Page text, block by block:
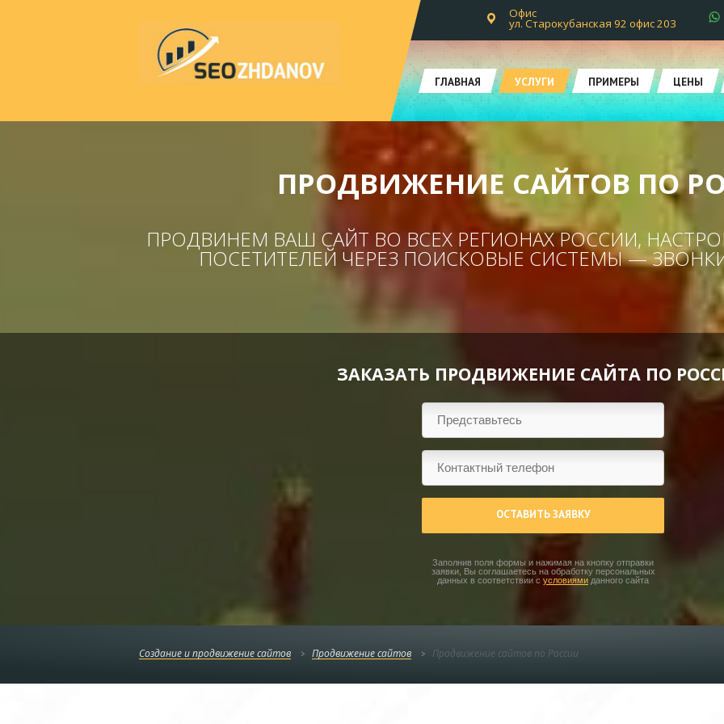
Офис
ул. Старокубанская 92 офис 203
ГЛАВНАЯ УСЛУГИ ПРИМЕРЫ ЦЕНЫ
ПРОДВИЖЕНИЕ САЙТОВ ПО
ПРОДВИНЕМ ВАШ САЙТ ВО ВСЕХ РЕГИОНАХ РОССИИ,
ПОСЕТИТЕЛЕЙ ЧЕРЕЗ ПОИСКОВЫЕ СИСТЕМЫ —
ЗАКАЗАТЬ ПРОДВИЖЕНИЕ САЙТА ПО
ОСТАВИТЬ ЗАЯВКУ
Заполнив поля формы и нажимая на кнопку отправки
заявки, Вы соглашаетесь на обработку персональных
данных в соответствии с условиями данного сайта
Создание и продвижение сайтов Продвижение сайтов Продвижение сайтов по России